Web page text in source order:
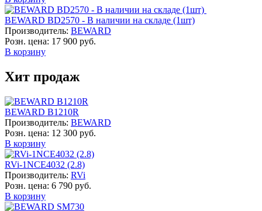
BEWARD BD2570 - В наличии на складе (1шт)
Производитель: BEWARD
Розн. цена: 17 900 руб.
В корзину
Хит продаж
BEWARD B1210R
Производитель: BEWARD
Розн. цена: 12 300 руб.
В корзину
RVi-1NCE4032 (2.8)
Производитель: RVi
Розн. цена: 6 790 руб.
В корзину